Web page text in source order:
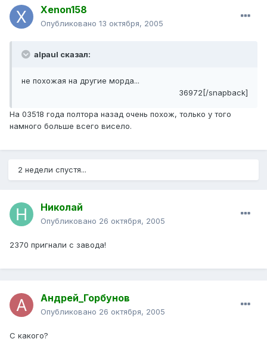
Xenon158
Опубликовано 13 октября, 2005
alpaul сказал:
не похожая на другие морда...
36972[/snapback]
На 03518 года полтора назад очень похож, только у того
намного больше всего висело.
2 недели спустя...
Николай
Опубликовано 26 октября, 2005
2370 пригнали с завода!
Андрей_Горбунов
Опубликовано 26 октября, 2005
С какого?